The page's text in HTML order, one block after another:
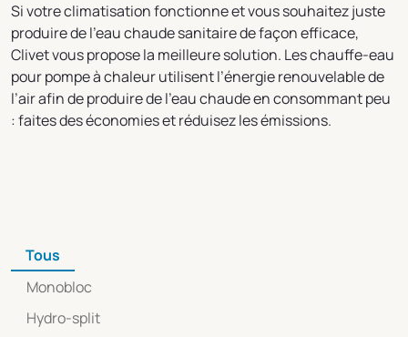
Si votre climatisation fonctionne et vous souhaitez juste
produire de l’eau chaude sanitaire de façon efficace,
Clivet vous propose la meilleure solution. Les chauffe-eau
pour pompe à chaleur utilisent l’énergie renouvelable de
l’air afin de produire de l’eau chaude en consommant peu
: faites des économies et réduisez les émissions.
Tous
Monobloc
Hydro-split